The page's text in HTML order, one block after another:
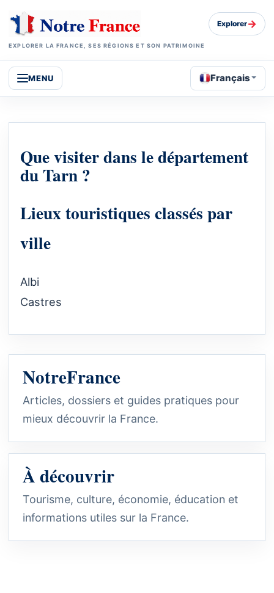
EXPLORER LA FRANCE, SES RÉGIONS ET SON PATRIMOINE
Explorer→
MENU Français
Que visiter dans le département
du Tarn ?
Lieux touristiques classés par
ville
Albi
Castres
NotreFrance
Articles, dossiers et guides pratiques pour
mieux découvrir la France.
À découvrir
Tourisme, culture, économie, éducation et
informations utiles sur la France.